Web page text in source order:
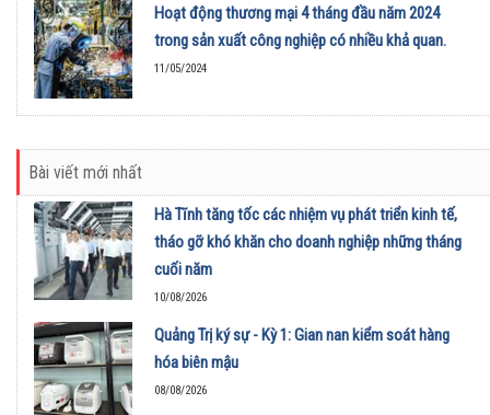
Hoạt động thương mại 4 tháng đầu năm 2024
trong sản xuất công nghiệp có nhiều khả quan.
11/05/2024
Bài viết mới nhất
Hà Tĩnh tăng tốc các nhiệm vụ phát triển kinh tế,
tháo gỡ khó khăn cho doanh nghiệp những tháng
cuối năm
10/08/2026
Quảng Trị ký sự - Kỳ 1: Gian nan kiểm soát hàng
hóa biên mậu
08/08/2026